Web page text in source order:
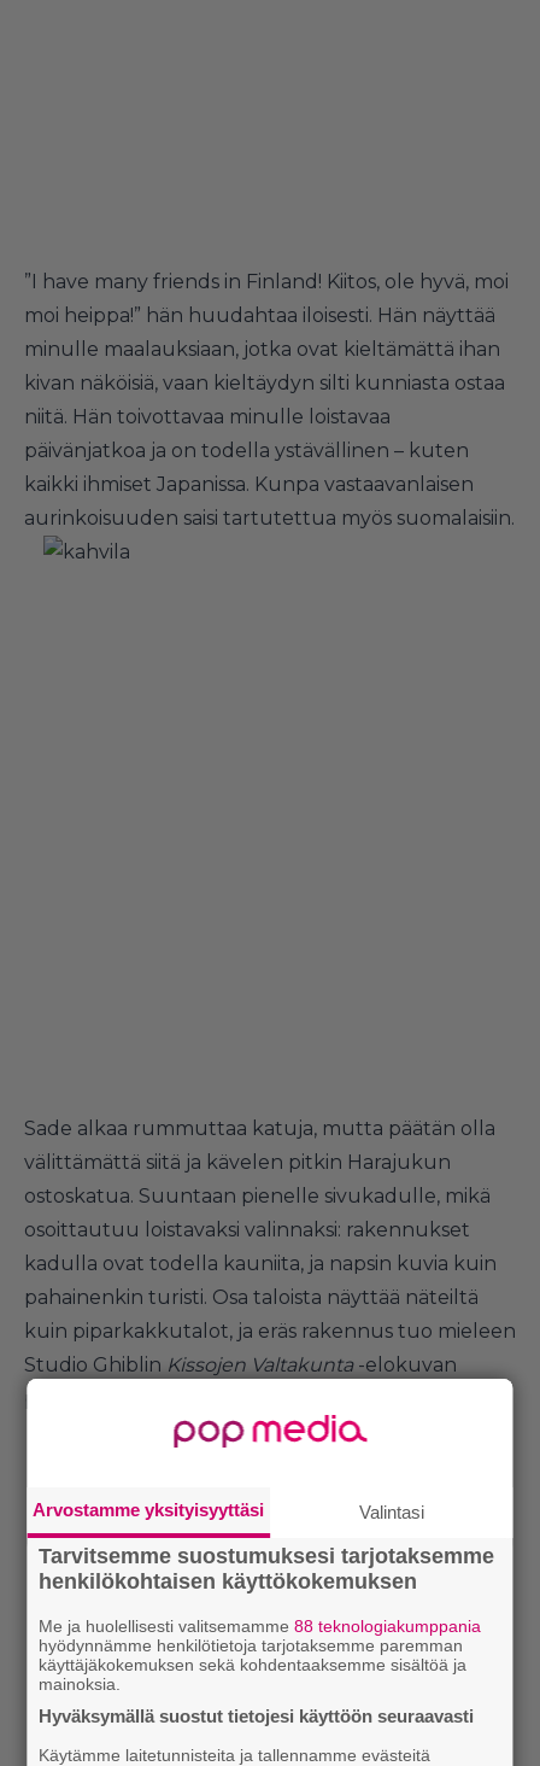
”I have many friends in Finland! Kiitos, ole hyvä, moi
moi heippa!” hän huudahtaa iloisesti. Hän näyttää
minulle maalauksiaan, jotka ovat kieltämättä ihan
kivan näköisiä, vaan kieltäydyn silti kunniasta ostaa
niitä. Hän toivottavaa minulle loistavaa
päivänjatkoa ja on todella ystävällinen – kuten
kaikki ihmiset Japanissa. Kunpa vastaavanlaisen
aurinkoisuuden saisi tartutettua myös suomalaisiin.
Sade alkaa rummuttaa katuja, mutta päätän olla
välittämättä siitä ja kävelen pitkin Harajukun
ostoskatua. Suuntaan pienelle sivukadulle, mikä
osoittautuu loistavaksi valinnaksi: rakennukset
kadulla ovat todella kauniita, ja napsin kuvia kuin
pahainenkin turisti. Osa taloista näyttää näteiltä
kuin piparkakkutalot, ja eräs rakennus tuo mieleen
Studio Ghiblin Kissojen Valtakunta-elokuvan
päähenkilön asuinrakennuksen.
Arvostamme yksityisyyttäsi Valintasi
Tarvitsemme suostumuksesi tarjotaksemme
henkilökohtaisen käyttökokemuksen
Me ja huolellisesti valitsemamme88 teknologiakumppania
hyödynnämme henkilötietoja tarjotaksemme paremman
käyttäjäkokemuksen sekä kohdentaaksemme sisältöä ja
mainoksia.
Hyväksymällä suostut tietojesi käyttöön seuraavasti
Käytämme laitetunnisteita ja tallennamme evästeitä